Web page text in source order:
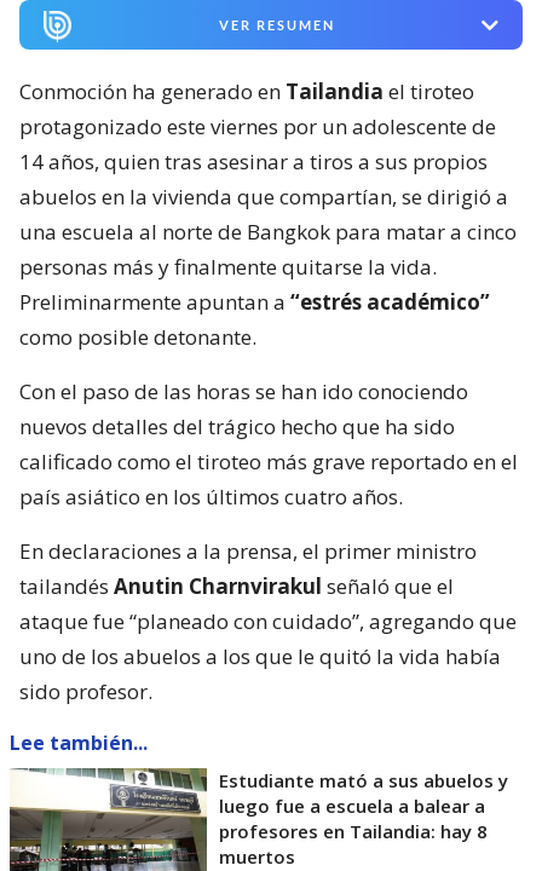
VER RESUMEN
Conmoción ha generado en Tailandia el tiroteo
protagonizado este viernes por un adolescente de
14 años, quien tras asesinar a tiros a sus propios
abuelos en la vivienda que compartían, se dirigió a
una escuela al norte de Bangkok para matar a cinco
personas más y finalmente quitarse la vida.
Preliminarmente apuntan a “estrés académico”
como posible detonante.
Con el paso de las horas se han ido conociendo
nuevos detalles del trágico hecho que ha sido
calificado como el tiroteo más grave reportado en el
país asiático en los últimos cuatro años.
En declaraciones a la prensa, el primer ministro
tailandés Anutin Charnvirakul señaló que el
ataque fue “planeado con cuidado”, agregando que
uno de los abuelos a los que le quitó la vida había
sido profesor.
Lee también...
Estudiante mató a sus abuelos y
luego fue a escuela a balear a
profesores en Tailandia: hay 8
muertos